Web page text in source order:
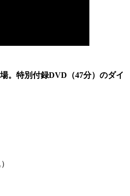
。特別付録DVD（47分）のダイ